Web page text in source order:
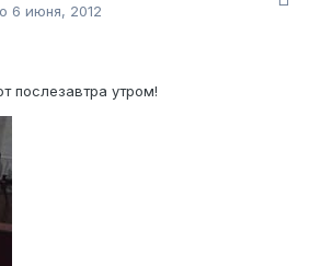
6 июня, 2012
послезавтра утром!